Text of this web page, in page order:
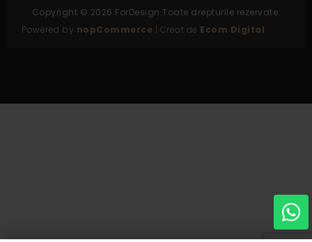
Copyright © 2026 ForDesign.Toate drepturile rezervate.
Powered by nopCommerce | Creat de Ecom Digital